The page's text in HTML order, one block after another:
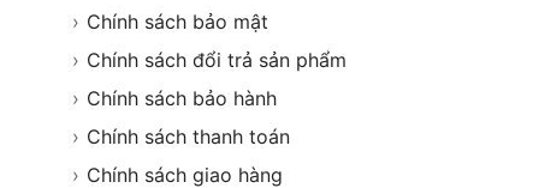
› Chính sách bảo mật
› Chính sách đổi trả sản phẩm
› Chính sách bảo hành
› Chính sách thanh toán
› Chính sách giao hàng